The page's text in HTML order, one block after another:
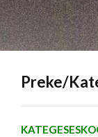
Preke/